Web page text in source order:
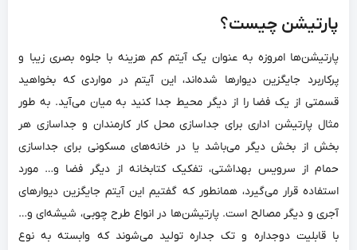
پارتیشن چیست؟
پارتیشن‌‌ها امروزه به عنوان یک آیتم کم هزینه با جلوه بصری زیبا و
پرکاربرد جایگزین دیوارها شده‌‌اند، این آیتم در مواردی که بخواهید
قسمتی از یک فضا را از دیگر محیط جدا کنید به میان می‌‌آید. به طور
مثال پارتیشن اداری برای جداسازی محل کار کارمندان و جداسازی هر
بخش از بخش دیگر می‌‌باشد یا در خانه‌‌های مسکونی برای جداسازی
حمام از سرویس بهداشتی، تفکیک کتابخانه از دیگر فضا و… مورد
استفاده قرار می‌گیرد، همانطور که گفتیم این آیتم جایگزین دیوارهای
آجری و دیگر مصالح است. پارتیشن‌‌ها در انواع طرح چوبی، شیشه‌‌ای و…
با قابلیت دوجداره و تک جداره تولید می‌‌شوند که وابسته به نوع